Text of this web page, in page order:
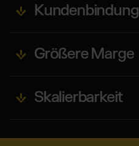
Kundenbindung
Größere Marge
Skalierbarkeit